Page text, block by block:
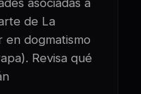
asociadas a
de La
en dogmatismo
Revisa qué